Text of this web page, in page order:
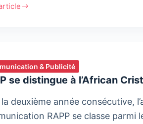
& Publicité
se distingue à l’African
deuxième année consécutive,
RAPP se classe parmi